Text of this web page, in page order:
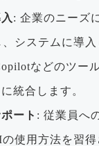
: 企業のニーズ
システムに導入
などのツー
統合します。
ート : 従業員へ
使用方法を習